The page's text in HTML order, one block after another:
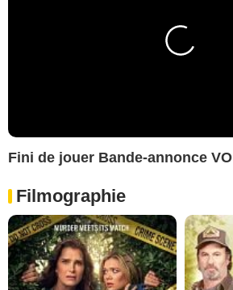
Fini de jouer Bande-annonce VO
Filmographie